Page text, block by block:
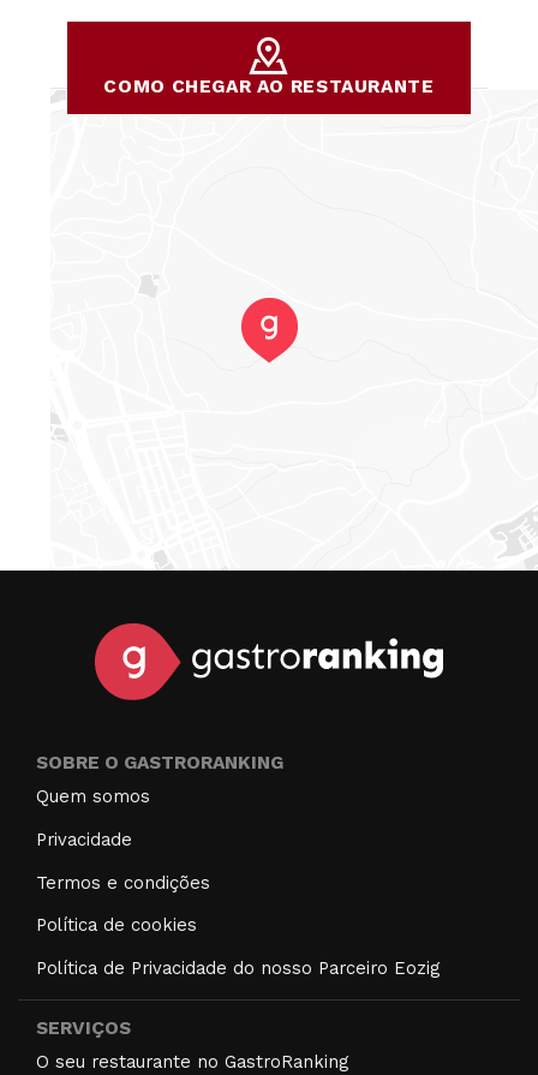
COMO CHEGAR AO RESTAURANTE
SOBRE O GASTRORANKING
Quem somos
Privacidade
Termos e condições
Política de cookies
Política de Privacidade do nosso Parceiro Eozig
SERVIÇOS
O seu restaurante no GastroRanking